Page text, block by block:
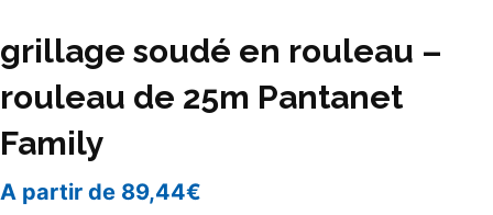
grillage soudé en rouleau –
rouleau de 25m Pantanet
Family
A partir de 89,44€